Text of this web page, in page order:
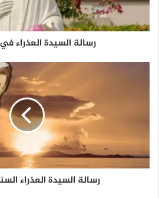
رسالة السيدة العذراء في 2/4/2014
رسالة السيدة العذراء